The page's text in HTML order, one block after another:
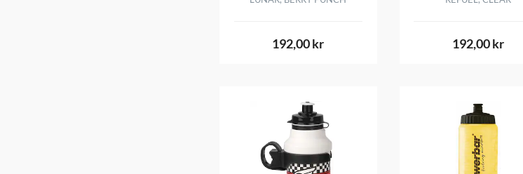
192,00 kr 192,00 kr